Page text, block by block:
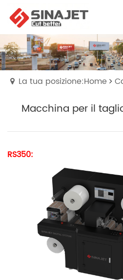
La tua posizione:Home
Macchina per il
RS350: